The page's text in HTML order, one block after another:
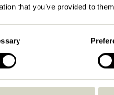
that you’ve provided to